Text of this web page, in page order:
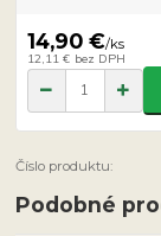
14,90 €/ks
12,11 € bez DPH
Číslo produktu:
Podobné